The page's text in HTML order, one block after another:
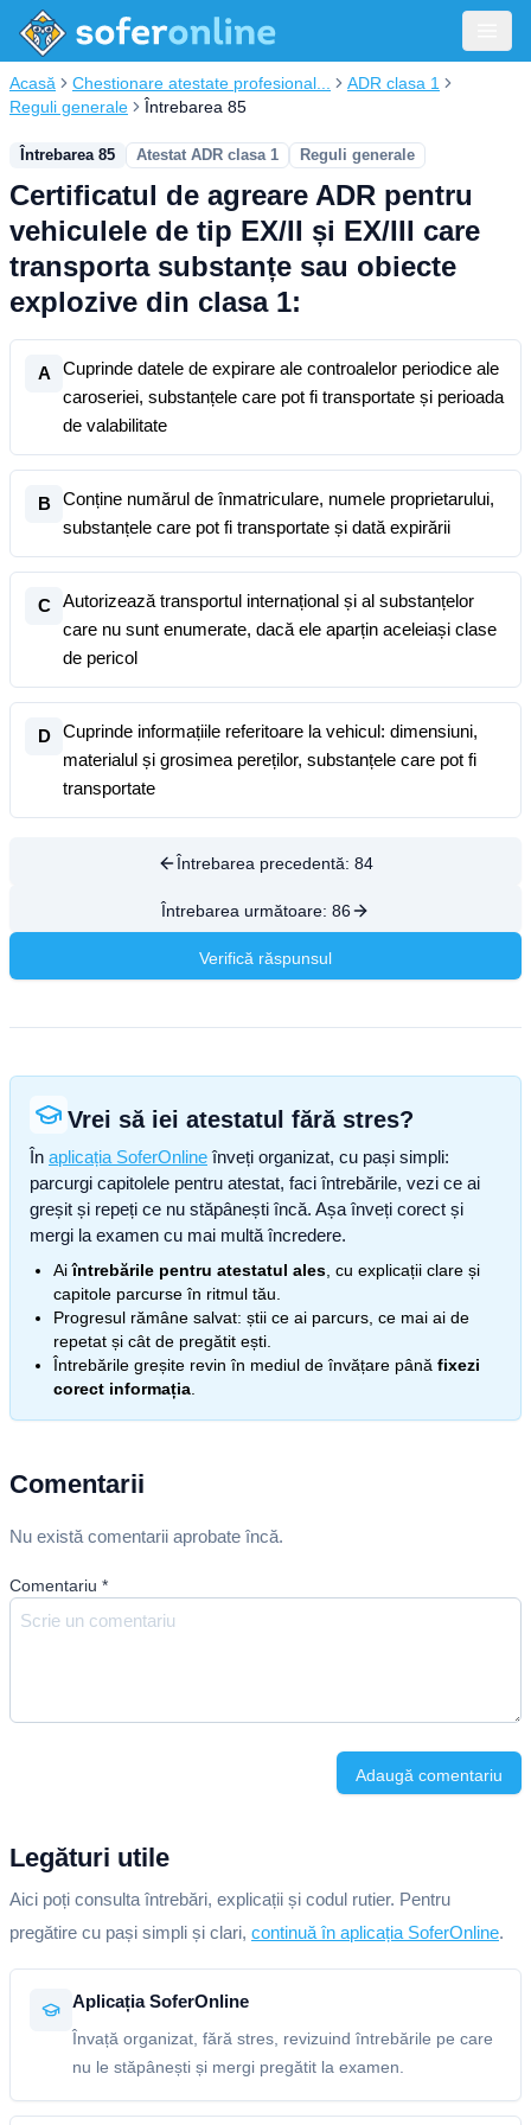
Acasă Chestionare atestate profesional...
ADR clasa 1
Reguli generale
Întrebarea 85
Întrebarea 85 Atestat ADR clasa 1 Reguli generale
Certificatul de agreare ADR pentru
vehiculele de tip EX/II și EX/III care
transporta substanțe sau obiecte
explozive din clasa 1:
A
Cuprinde datele de expirare ale controalelor periodice ale
caroseriei, substanțele care pot fi transportate și perioada
de valabilitate
B
Conține numărul de înmatriculare, numele proprietarului,
substanțele care pot fi transportate și dată expirării
C
Autorizează transportul internațional și al substanțelor
care nu sunt enumerate, dacă ele aparțin aceleiași clase
de pericol
D
Cuprinde informațiile referitoare la vehicul: dimensiuni,
materialul și grosimea pereților, substanțele care pot fi
transportate
Întrebarea precedentă: 84
Întrebarea următoare: 86
Verifică răspunsul
Vrei să iei atestatul fără stres?
În aplicația SoferOnline înveți organizat, cu pași simpli:
parcurgi capitolele pentru atestat, faci întrebările, vezi ce ai
greșit și repeți ce nu stăpânești încă. Așa înveți corect și
mergi la examen cu mai multă încredere.
Aiîntrebările pentru atestatul ales , cu explicații clare și
capitole parcurse în ritmul tău.
Progresul rămâne salvat: știi ce ai parcurs, ce mai ai de
repetat și cât de pregătit ești.
Întrebările greșite revin în mediul de învățare până fixezi
corect informația
Comentarii
Nu există comentarii aprobate încă.
Comentariu *
Adaugă comentariu
Legături utile
Aici poți consulta întrebări, explicații și codul rutier. Pentru
pregătire cu pași simpli și clari, continuă în aplicația SoferOnline.
Aplicația SoferOnline
Învață organizat, fără stres, revizuind întrebările pe care
nu le stăpânești și mergi pregătit la examen.